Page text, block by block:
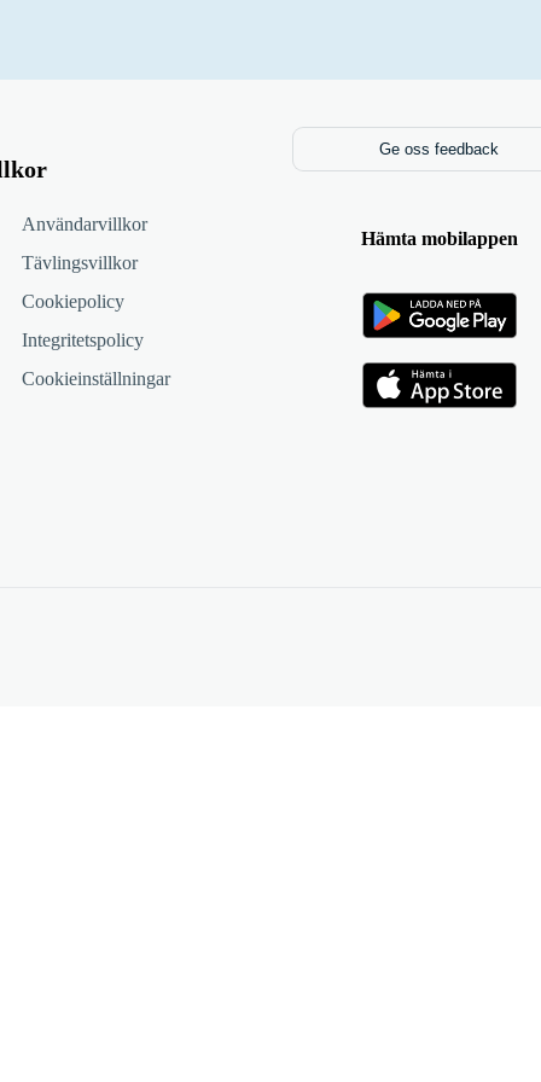
Användarvillkor
Tävlingsvillkor
Cookiepolicy
Integritetspolicy
Cookieinställningar
Ge oss feedback
Hämta mobilappen